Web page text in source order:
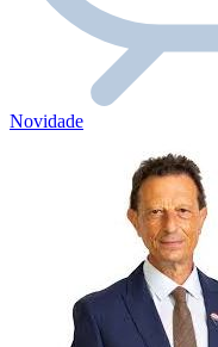
Novidade